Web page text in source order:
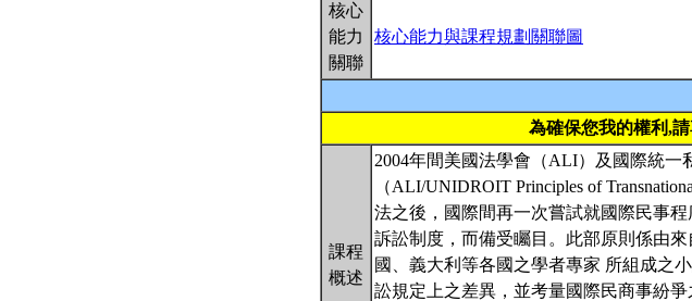
核心
能力
關聯
核心能力與課程規劃關聯圖
為確保您我的權利,
課程
概述
2004年間美國法學會（ALI）及國際統一
（ALI/UNIDROIT Principles of
法之後，國際間再一次嘗試就國際民事
訴訟制度，而備受矚目。此部原則係由
國、義大利等各國之學者專家 所組成之
訟規定上之差異，並考量國際民商事紛